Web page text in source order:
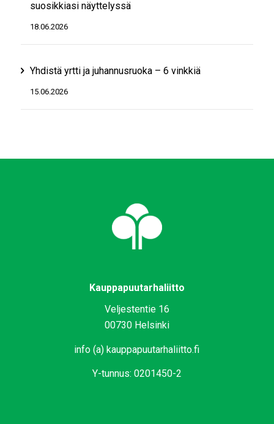
suosikkiasi näyttelyssä
18.06.2026
Yhdistä yrtti ja juhannusruoka – 6 vinkkiä
15.06.2026
Kauppapuutarhaliitto
Veljestentie 16
00730 Helsinki
info (a) kauppapuutarhaliitto.fi
Y-tunnus: 0201450-2